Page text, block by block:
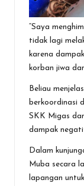
“Saya
tidak lagi
karena
korban jiwa
Beliau
berkoordinasi
SKK Migas
dampak
Dalam
Muba secara
lapangan